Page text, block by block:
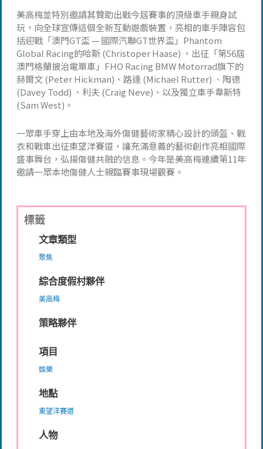
美高梅並特別邀請其贊助出戰今屆賽事的頂級車手親身試
玩，向全球宣傳這個全新互動遊戲裝置，亮相的車手陣容包
括迎戰「澳門GT盃 — 國際汽聯GT世界盃」Phantom
Global Racing的哈斯 (Christoper Haase) ，出征「第56屆
澳門格蘭披治電單車」FHO Racing BMW Motorrad旗下的
赫爾文 (Peter Hickman)、路達 (Michael Rutter) 、陶德
(Davey Todd) 、利夫 (Craig Neve)、以及獨立車手韋斯特
(Sam West)。
一眾車手穿上由本地及海外傷健藝術家精心設計的頭盔、戰
衣和戰車出征東望洋賽道，讓充滿意義的藝術創作亮相國際
盛事舞台，弘揚傷健共融的信息。今年是美高梅連續第11年
邀請一眾本地傷健人士親臨賽事現場觀賽。
標籤
文章類型
聚焦
綜合度假村夥伴
美高梅
策略夥伴
項目
娛樂
地點
東望洋賽道
人物